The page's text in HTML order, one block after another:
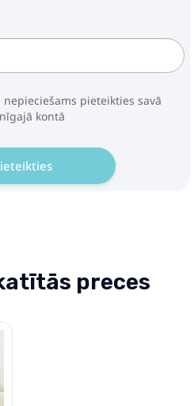
pieteikties savā
kontā
preces